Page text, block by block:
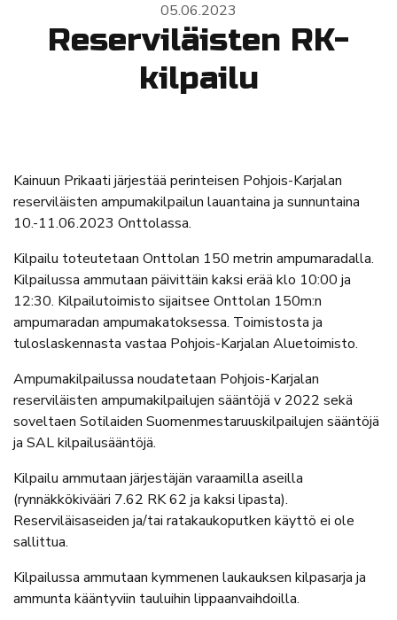
05.06.2023
Reserviläisten RK-
kilpailu
Kainuun Prikaati järjestää perinteisen Pohjois-Karjalan
reserviläisten ampumakilpailun lauantaina ja sunnuntaina
10.-11.06.2023 Onttolassa.
Kilpailu toteutetaan Onttolan 150 metrin ampumaradalla.
Kilpailussa ammutaan päivittäin kaksi erää klo 10:00 ja
12:30. Kilpailutoimisto sijaitsee Onttolan 150m:n
ampumaradan ampumakatoksessa. Toimistosta ja
tuloslaskennasta vastaa Pohjois-Karjalan Aluetoimisto.
Ampumakilpailussa noudatetaan Pohjois-Karjalan
reserviläisten ampumakilpailujen sääntöjä v 2022 sekä
soveltaen Sotilaiden Suomenmestaruuskilpailujen sääntöjä
ja SAL kilpailusääntöjä.
Kilpailu ammutaan järjestäjän varaamilla aseilla
(rynnäkkökivääri 7.62 RK 62 ja kaksi lipasta).
Reserviläisaseiden ja/tai ratakaukoputken käyttö ei ole
sallittua.
Kilpailussa ammutaan kymmenen laukauksen kilpasarja ja
ammunta kääntyviin tauluihin lippaanvaihdoilla.